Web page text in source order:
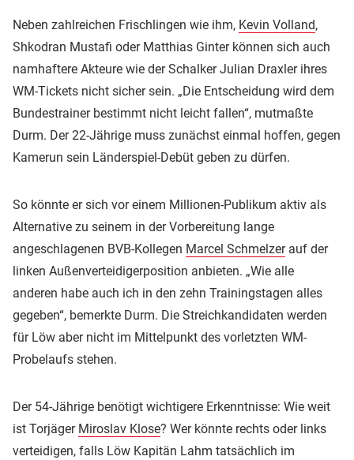
Neben zahlreichen Frischlingen wie ihm, Kevin Volland,
Shkodran Mustafi oder Matthias Ginter können sich auch
namhaftere Akteure wie der Schalker Julian Draxler ihres
WM-Tickets nicht sicher sein. „Die Entscheidung wird dem
Bundestrainer bestimmt nicht leicht fallen“, mutmaßte
Durm. Der 22-Jährige muss zunächst einmal hoffen, gegen
Kamerun sein Länderspiel-Debüt geben zu dürfen.
So könnte er sich vor einem Millionen-Publikum aktiv als
Alternative zu seinem in der Vorbereitung lange
angeschlagenen BVB-Kollegen Marcel Schmelzerauf der
linken Außenverteidigerposition anbieten. „Wie alle
anderen habe auch ich in den zehn Trainingstagen alles
gegeben“, bemerkte Durm. Die Streichkandidaten werden
für Löw aber nicht im Mittelpunkt des vorletzten WM-
Probelaufs stehen.
Der 54-Jährige benötigt wichtigere Erkenntnisse: Wie weit
ist Torjäger Miroslav Klose? Wer könnte rechts oder links
verteidigen, falls Löw Kapitän Lahm tatsächlich im